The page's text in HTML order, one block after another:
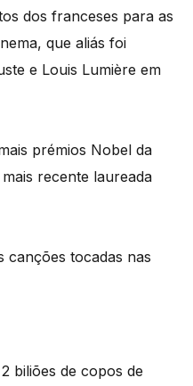
dos franceses para as
que aliás foi
e Louis Lumière em
prémios Nobel da
recente laureada
canções tocadas nas
biliões de copos de